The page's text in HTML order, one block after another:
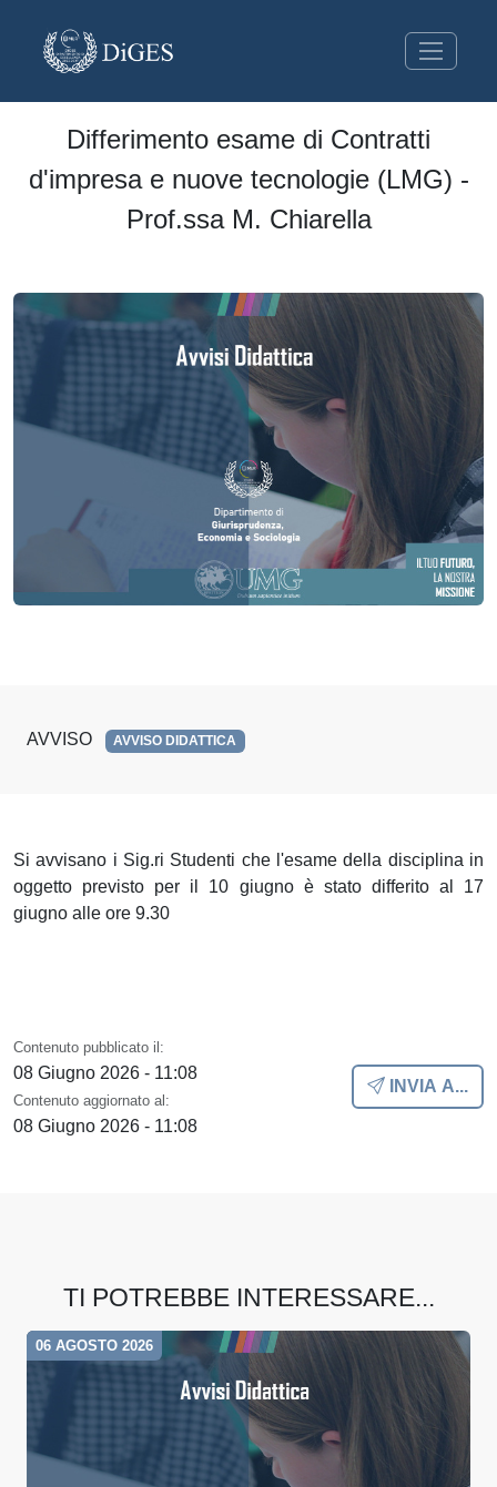
Differimento esame di Contratti
d'impresa e nuove tecnologie (LMG) -
Prof.ssa M. Chiarella
AVVISO AVVISO DIDATTICA
Si avvisano i Sig.ri Studenti che l'esame della disciplina in
oggetto previsto per il 10 giugno è stato differito al 17
giugno alle ore 9.30
Contenuto pubblicato il:
08 Giugno 2026 - 11:08
Contenuto aggiornato al:
08 Giugno 2026 - 11:08
INVIA A...
TI POTREBBE INTERESSARE...
06 AGOSTO 2026